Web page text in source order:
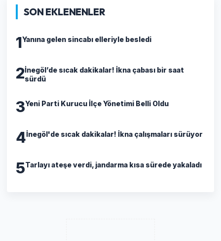
SON EKLENENLER
1Yanına gelen sincabı elleriyle besledi
2İnegöl’de sıcak dakikalar! İkna çabası bir saat
sürdü
3Yeni Parti Kurucu İlçe Yönetimi Belli Oldu
4İnegöl'de sıcak dakikalar! İkna çalışmaları sürüyor
5Tarlayı ateşe verdi, jandarma kısa sürede yakaladı